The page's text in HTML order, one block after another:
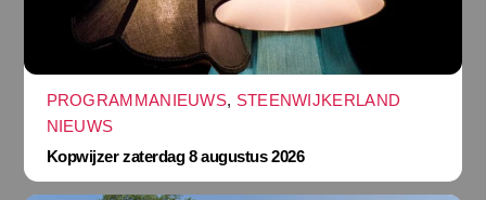
PROGRAMMANIEUWS, STEENWIJKERLAND
NIEUWS
Kopwijzer zaterdag 8 augustus 2026